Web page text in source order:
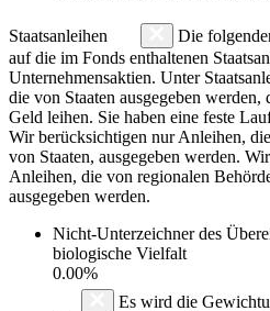
Staatsanleihen
Die
auf die im Fonds enthaltenen
Unternehmensaktien. Unter
die von Staaten ausgegeben
Geld leihen. Sie haben eine feste
Wir berücksichtigen nur Anleihen,
von Staaten, ausgegeben werden.
Anleihen, die von regionalen
ausgegeben werden.
Nicht-Unterzeichner des
biologische Vielfalt
0.00%
Es wird die